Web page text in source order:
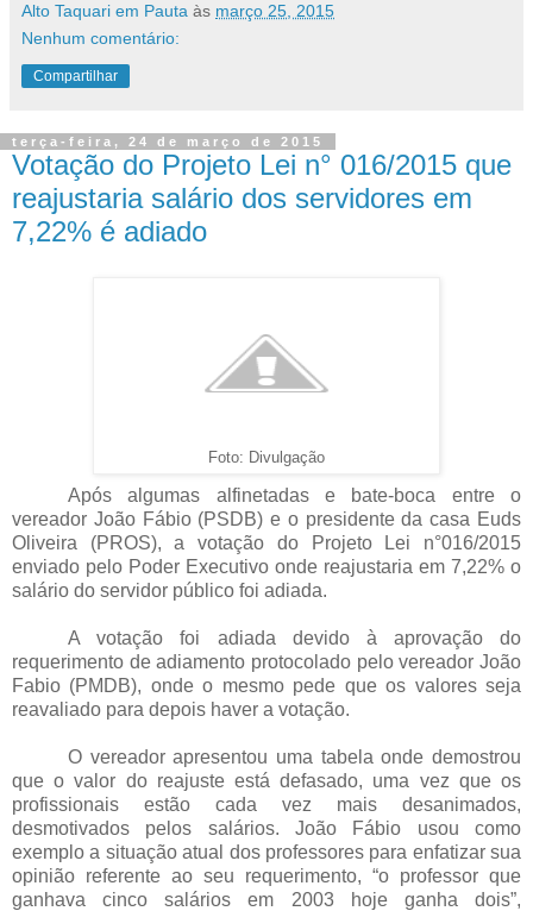
Alto Taquari em Pauta às março 25, 2015
Nenhum comentário:
Compartilhar
terça-feira, 24 de março de 2015
Votação do Projeto Lei n° 016/2015 que
reajustaria salário dos servidores em
7,22% é adiado
Foto: Divulgação
Após algumas alfinetadas e bate-boca entre o
vereador João Fábio (PSDB) e o presidente da casa Euds
Oliveira (PROS), a votação do Projeto Lei n°016/2015
enviado pelo Poder Executivo onde reajustaria em 7,22% o
salário do servidor público foi adiada.
A votação foi adiada devido à aprovação do
requerimento de adiamento protocolado pelo vereador João
Fabio (PMDB), onde o mesmo pede que os valores seja
reavaliado para depois haver a votação.
O vereador apresentou uma tabela onde demostrou
que o valor do reajuste está defasado, uma vez que os
profissionais estão cada vez mais desanimados,
desmotivados pelos salários. João Fábio usou como
exemplo a situação atual dos professores para enfatizar sua
opinião referente ao seu requerimento, “o professor que
ganhava cinco salários em 2003 hoje ganha dois”,